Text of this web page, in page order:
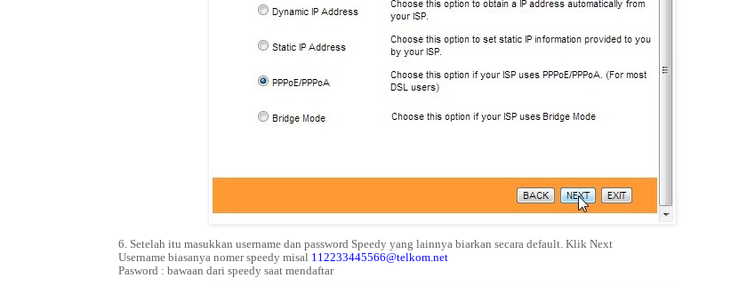
6. Setelah itu masukkan username dan password Speedy yang lainnya biarkan secara default. Klik Next
Username biasanya nomer speedy misal 112233445566@telkom.net
Pasword : bawaan dari speedy saat mendaftar